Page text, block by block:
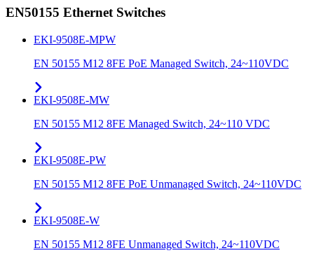
EN50155 Ethernet Switches
EKI-9508E-MPW
EN 50155 M12 8FE PoE Managed Switch, 24~110VDC
EKI-9508E-MW
EN 50155 M12 8FE Managed Switch, 24~110 VDC
EKI-9508E-PW
EN 50155 M12 8FE PoE Unmanaged Switch, 24~110VDC
EKI-9508E-W
EN 50155 M12 8FE Unmanaged Switch, 24~110VDC